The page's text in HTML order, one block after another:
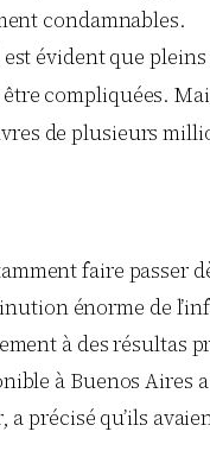
condamnables.
évident que
compliquées.
de plusieurs
faire passer
énorme de
à des résultas
à Buenos Aires
précisé qu’ils